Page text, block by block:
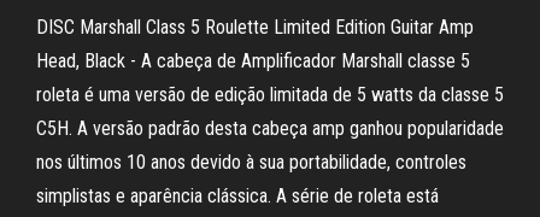
DISC Marshall Class 5 Roulette Limited Edition Guitar Amp
Head, Black - A cabeça de Amplificador Marshall classe 5
roleta é uma versão de edição limitada de 5 watts da classe 5
C5H. A versão padrão desta cabeça amp ganhou popularidade
nos últimos 10 anos devido à sua portabilidade, controles
simplistas e aparência clássica. A série de roleta está